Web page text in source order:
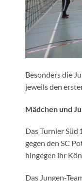
Besonders die
jeweils den
Mädchen und
Das Turnier
gegen den SC
hingegen ihr
Das Jungen-